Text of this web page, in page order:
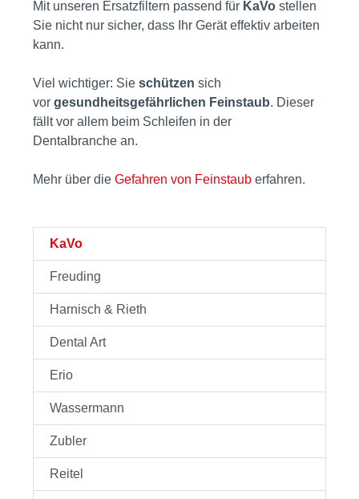
Mit unseren Ersatzfiltern passend für KaVo stellen
Sie nicht nur sicher, dass Ihr Gerät effektiv arbeiten
kann.
Viel wichtiger: Sie schützen sich
vor gesundheitsgefährlichen Feinstaub. Dieser
fällt vor allem beim Schleifen in der
Dentalbranche an.
Mehr über die Gefahren von Feinstaub erfahren.
KaVo
Freuding
Harnisch & Rieth
Dental Art
Erio
Wassermann
Zubler
Reitel